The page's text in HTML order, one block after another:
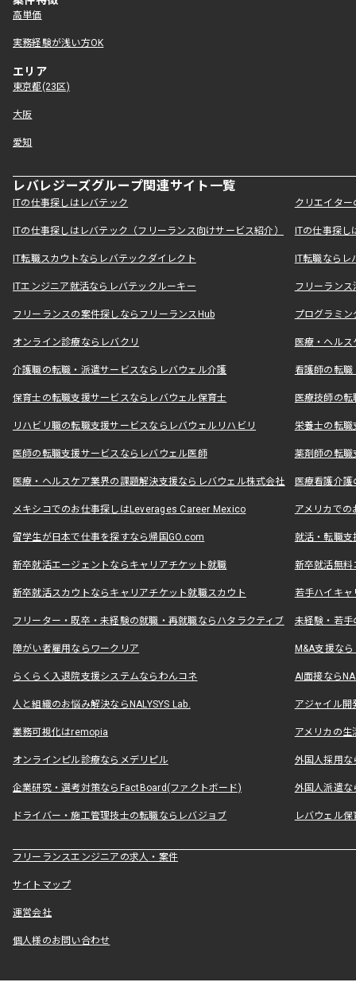
高単価
実務経験が浅い方OK
エリア
東京都(23区)
大阪
愛知
レバレジーズグループ関連サイト一覧
ITの仕事探しはレバテック クリエイタ
ITの仕事探しはレバテック（フリーランス向けサービス紹介） ITの仕事探
IT転職スカウトならレバテックダイレクト IT転職なら
ITエンジニア就活ならレバテックルーキー フリーラン
フリーランスの案件探しならフリーランスHub プログラミ
オンライン診療ならレバクリ 医療・ヘル
介護職の転職・派遣サービスならレバウェル介護 看護師の転
保育士の転職支援サービスならレバウェル保育士 医療技師の
リハビリ職の転職支援サービスならレバウェルリハビリ 栄養士の転
医師の転職支援サービスならレバウェル医師 薬剤師の転
医療・ヘルスケア業界の課題解決支援ならレバウェル株式会社 医療看護介
メキシコでのお仕事探しはLeverages Career Mexico アメリカで
留学生が日本で仕事を探すなら帰国GO.com 就活・転職
新卒就活エージェントならキャリアチケット就職 新卒就活無料
新卒就活スカウトならキャリアチケット就職スカウト 若手ハイキ
フリーター・既卒・未経験の就職・再就職ならハタラクティブ 未経験・若手
障がい者雇用ならワークリア M&A支援な
らくらく入退院支援システムならわんコネ AI面接なら
人と組織のお悩み解決ならNALYSYS Lab. アジャイル
業務可視化はremopia アメリカの
オンラインピル診療ならメデリピル 外国人採用
企業研究・選考対策ならFactBoard(ファクトボード) 外国人派遣な
ドライバー・施工管理技士の転職ならレバジョブ レバウェル
フリーランスエンジニアの求人・案件
サイトマップ
運営会社
個人様のお問い合わせ